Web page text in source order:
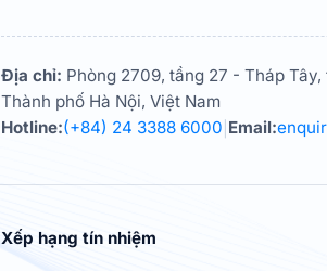
Địa chỉ: Phòng 2709, tầng 27 - Tháp
Thành phố Hà Nội, Việt Nam
Hotline:(+84) 24 3388 6000 Email:
Xếp hạng tín nhiệm